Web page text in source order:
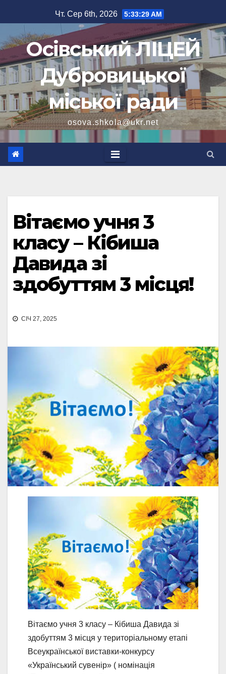
до
вмісту
Чт. Сер 6th, 2026 5:33:30 AM
Осівський ЛІЦЕЙ
Дубровицької
міської ради
osova.shkola@ukr.net
Вітаємо учня 3
класу – Кібиша
Давида зі
здобуттям 3 місця!
СІЧ 27, 2025
Вітаємо учня 3 класу – Кібиша Давида зі
здобуттям 3 місця у територіальному етапі
Всеукраїнської виставки-конкурсу
«Український сувенір» ( номінація